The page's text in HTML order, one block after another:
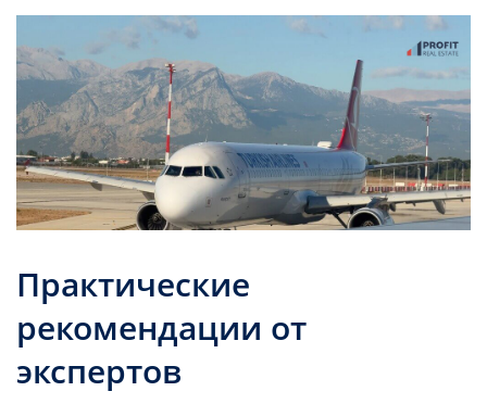
Практические
рекомендации от
экспертов